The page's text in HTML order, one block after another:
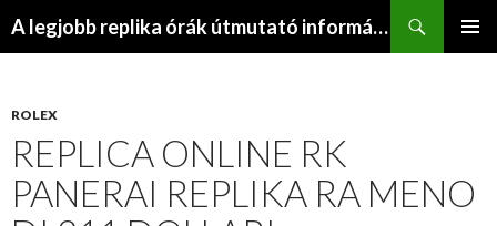
A legjobb replika órák útmutató információs webhelye
ROLEX
REPLICA ONLINE RK
PANERAI REPLIKA RA MENO